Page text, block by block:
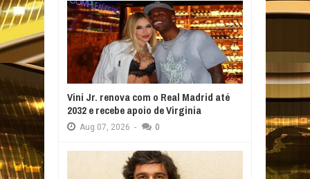
Vini Jr. renova com o Real Madrid até
2032 e recebe apoio de Virginia
Aug 07, 2026 - 0